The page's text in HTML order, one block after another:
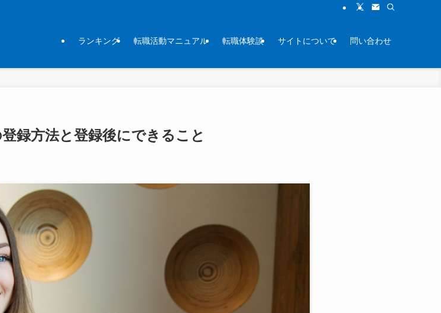
ランキング 転職活動マニュアル 転職体験談 サイトについて 問い合わせ
録方法と登録後にできること